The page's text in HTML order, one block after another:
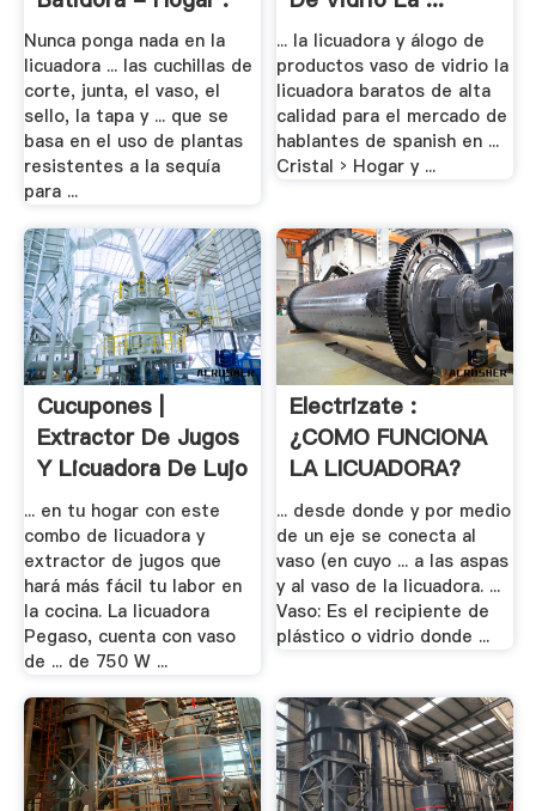
Nunca ponga nada en la
licuadora ... las cuchillas de
corte, junta, el vaso, el
sello, la tapa y ... que se
basa en el uso de plantas
resistentes a la sequía
para ...
... la licuadora y álogo de
productos vaso de vidrio la
licuadora baratos de alta
calidad para el mercado de
hablantes de spanish en ...
Cristal › Hogar y ...
Cucupones |
Extractor De Jugos
Y Licuadora De Lujo
... en tu hogar con este
combo de licuadora y
extractor de jugos que
hará más fácil tu labor en
la cocina. La licuadora
Pegaso, cuenta con vaso
de ... de 750 W ...
Electrizate :
¿COMO FUNCIONA
LA LICUADORA?
... desde donde y por medio
de un eje se conecta al
vaso (en cuyo ... a las aspas
y al vaso de la licuadora. ...
Vaso: Es el recipiente de
plástico o vidrio donde ...